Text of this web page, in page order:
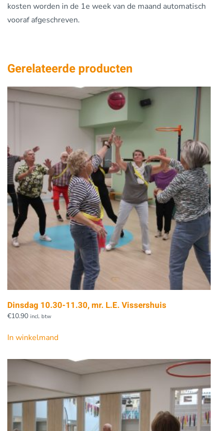
kosten worden in de 1e week van de maand automatisch
vooraf afgeschreven.
Gerelateerde producten
Dinsdag 10.30-11.30, mr. L.E. Vissershuis
€10.90 incl. btw
In winkelmand